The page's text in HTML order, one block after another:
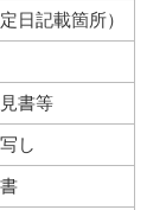
日記載箇所）
書等
し